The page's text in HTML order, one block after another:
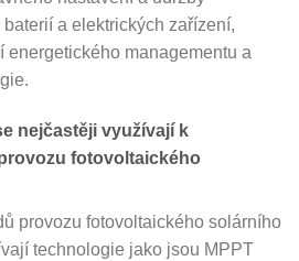
a elektrických zařízení,
energetického managementu a
nejčastěji využívají k
fotovoltaického
provozu fotovoltaického solárního
technologie jako jsou MPPT